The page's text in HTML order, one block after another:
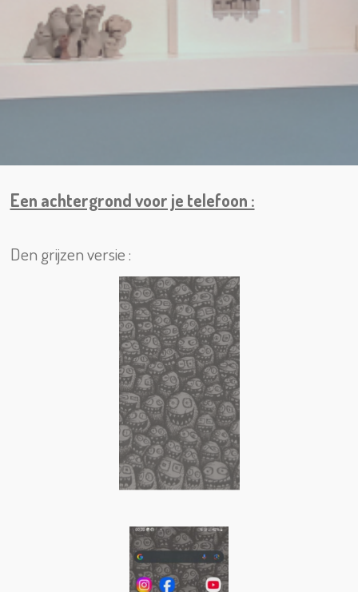
Een achtergrond voor je telefoon :
Den grijzen versie :